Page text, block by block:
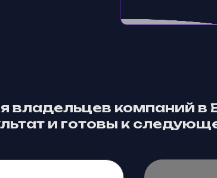
владельцев компаний в
и готовы к